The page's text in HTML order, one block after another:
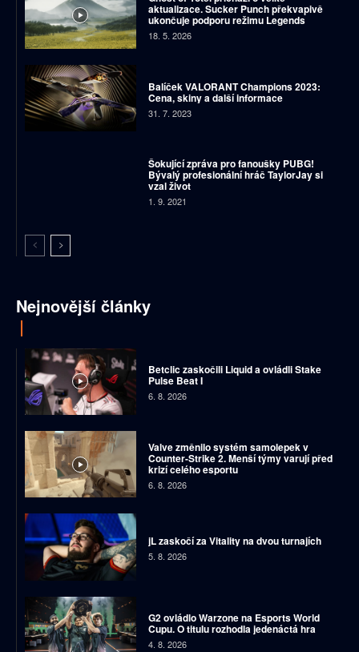
aktualizace. Sucker Punch překvapivě
ukončuje podporu režimu Legends
18. 5. 2026
Balíček VALORANT Champions 2023:
Cena, skiny a další informace
31. 7. 2023
Šokující zpráva pro fanoušky PUBG!
Bývalý profesionální hráč TaylorJay si
vzal život
1. 9. 2021
Nejnovější články
Betclic zaskočili Liquid a ovládli Stake
Pulse Beat I
6. 8. 2026
Valve změnilo systém samolepek v
Counter-Strike 2. Menší týmy varují před
krizí celého esportu
6. 8. 2026
jL zaskočí za Vitality na dvou turnajích
5. 8. 2026
G2 ovládlo Warzone na Esports World
Cupu. O titulu rozhodla jedenáctá hra
4. 8. 2026